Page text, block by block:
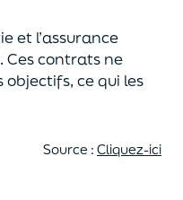
et l’assurance
Ces contrats ne
ce qui les
Source : Cliquez-ici